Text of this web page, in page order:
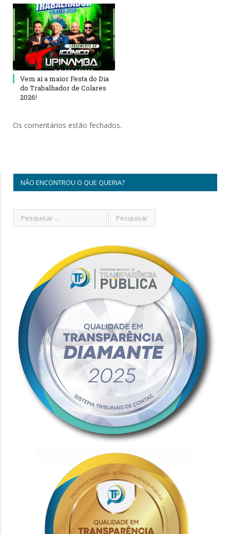
Vem aí a maior Festa do Dia
do Trabalhador de Colares
2026!
Os comentários estão fechados.
NÃO ENCONTROU O QUE QUERIA?